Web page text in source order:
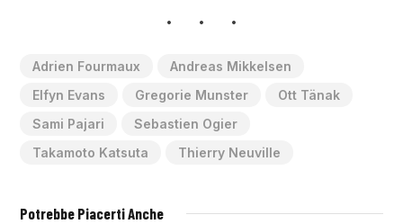
Adrien Fourmaux
Andreas Mikkelsen
Elfyn Evans
Gregorie Munster
Ott Tänak
Sami Pajari
Sebastien Ogier
Takamoto Katsuta
Thierry Neuville
Potrebbe Piacerti Anche